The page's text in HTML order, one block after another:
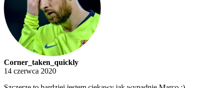
Corner_taken_quickly
14 czerwca 2020